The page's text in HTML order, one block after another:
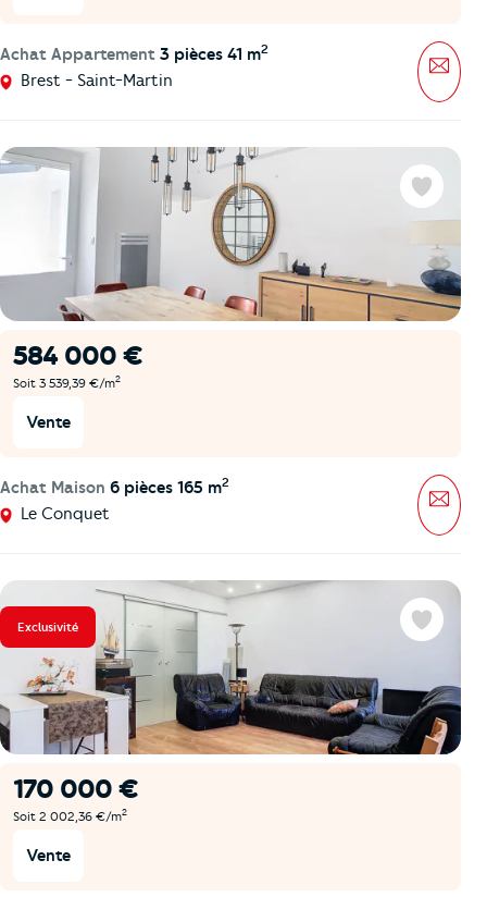
Achat Appartement 3 pièces 41 m2
Brest - Saint-Martin
584 000 €
Soit 3 539,39 €/m2
Vente
Achat Maison 6 pièces 165 m2
Le Conquet
Favoris
Exclusivité
170 000 €
Soit 2 002,36 €/m2
Vente
Favoris